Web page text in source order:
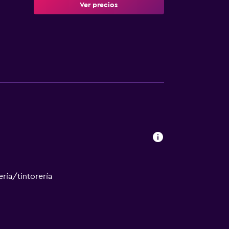
Ver precios
tintorería